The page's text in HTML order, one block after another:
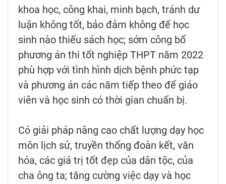
khoa học, công khai, minh bạch, tránh dư
luận không tốt, bảo đảm không để học
sinh nào thiếu sách học; sớm công bố
phương án thi tốt nghiệp THPT năm 2022
phù hợp với tình hình dịch bệnh phức tạp
và phương án các năm tiếp theo để giáo
viên và học sinh có thời gian chuẩn bị.
Có giải pháp nâng cao chất lượng dạy học
môn lịch sử, truyền thống đoàn kết, văn
hóa, các giá trị tốt đẹp của dân tộc, của
cha ông ta; tăng cường việc dạy và học